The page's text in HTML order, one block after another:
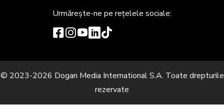
Urmărește-ne pe rețelele sociale:
© 2023-2026 Dogan Media International S.A. Toate drepturile
rezervate